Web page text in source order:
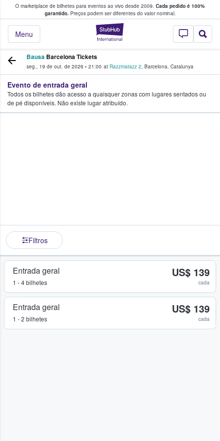
O marketplace de bilhetes para eventos ao vivo desde 2009. Cada pedido é 100%
garantido.Preços podem ser diferentes do valor nominal.
StubHub – onde
Menu
fãs compram e vendem bilhetes
Bausa Barcelona Tickets
seg., 19 de out. de 2026 • 21:00 at Razzmatazz 2, Barcelona, Catalunya
Evento de entrada geral
Todos os bilhetes dão acesso a quaisquer zonas com lugares sentados ou
de pé disponíveis. Não existe lugar atribuído.
Filtros
Entrada geral
1 - 4 bilhetes
US$ 139
cada
Entrada geral
1 - 2 bilhetes
US$ 139
cada